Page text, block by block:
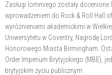
Zasługi Iommiego zostały
wprowadzeniem do Rock & Roll Hall
wyróżnieniami akademickimi w
Uniwersytetu w Coventry, Nagrodę
Honorowego Miasta Birmingham.
Order Imperium Brytyjskiego (MBE),
brytyjskim życiu publicznym.